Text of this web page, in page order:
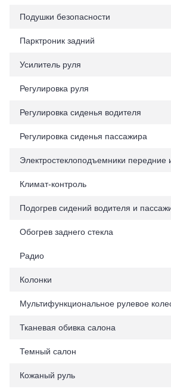
Подушки безопасности
Парктроник задний
Усилитель руля
Регулировка руля
Регулировка сиденья водителя
Регулировка сиденья пассажира
Электростеклоподъемники передние
Климат-контроль
Подогрев сидений водителя и
Обогрев заднего стекла
Радио
Колонки
Мультифункциональное рулевое
Тканевая обивка салона
Темный салон
Кожаный руль